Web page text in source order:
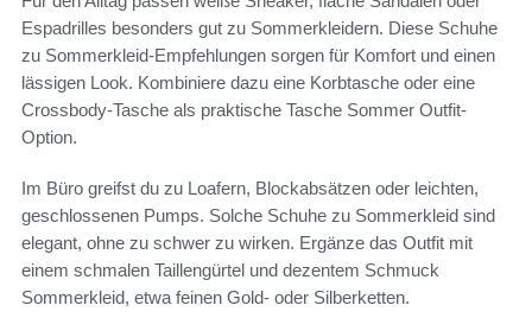
Espadrilles besonders gut zu Sommerkleidern. Diese Schuhe
zu Sommerkleid-Empfehlungen sorgen für Komfort und einen
lässigen Look. Kombiniere dazu eine Korbtasche oder eine
Crossbody-Tasche als praktische Tasche Sommer Outfit-
Option.
Im Büro greifst du zu Loafern, Blockabsätzen oder leichten,
geschlossenen Pumps. Solche Schuhe zu Sommerkleid sind
elegant, ohne zu schwer zu wirken. Ergänze das Outfit mit
einem schmalen Taillengürtel und dezentem Schmuck
Sommerkleid, etwa feinen Gold- oder Silberketten.